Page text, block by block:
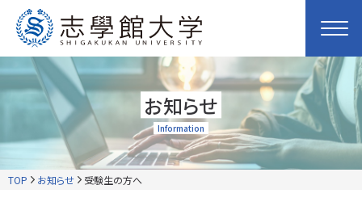
お知らせ
Information
TOP お知らせ 受験生の方へ